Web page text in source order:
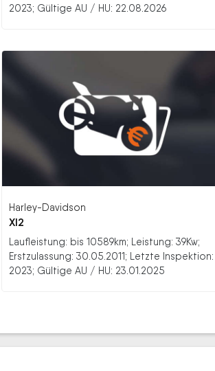
2023; Gültige AU / HU: 22.08.2026
Harley-Davidson
Xl2
Laufleistung: bis 10589km; Leistung: 39Kw;
Erstzulassung: 30.05.2011; Letzte Inspektion:
2023; Gültige AU / HU: 23.01.2025